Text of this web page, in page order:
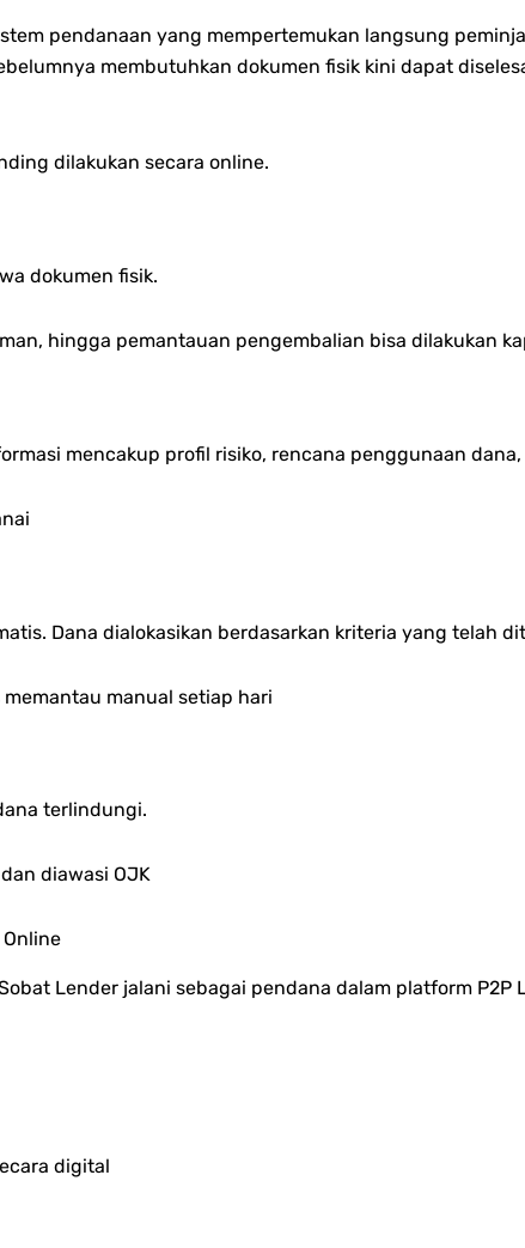
pendanaan yang mempertemukan langsung
membutuhkan dokumen fisik kini dapat
dilakukan secara online.
dokumen fisik.
hingga pemantauan pengembalian bisa dilakukan
mencakup profil risiko, rencana penggunaan
Dana dialokasikan berdasarkan kriteria yang telah
manual setiap hari
terlindungi.
diawasi OJK
Lender jalani sebagai pendana dalam platform P2P
digital